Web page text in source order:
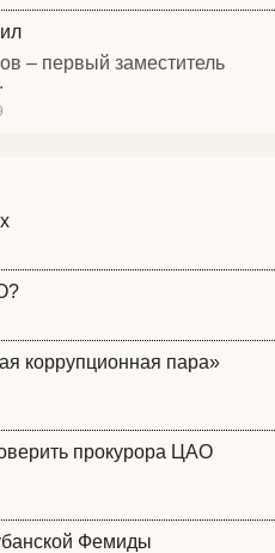
– первый заместитель
коррупционная пара»
прокурора ЦАО
Фемиды